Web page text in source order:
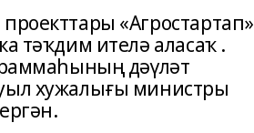
«Агростартап»
тәҡдим ителә аласаҡ .
дәүләт
хужалығы министры